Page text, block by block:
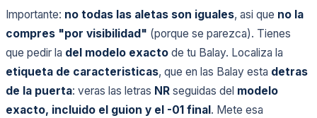
Importante: no todas las aletas son iguales, asi que no la
compres "por visibilidad" (porque se parezca). Tienes
que pedir la del modelo exacto de tu Balay. Localiza la
etiqueta de caracteristicas, que en las Balay esta detras
de la puerta: veras las letras NR seguidas del modelo
exacto, incluido el guion y el -01 final . Mete esa